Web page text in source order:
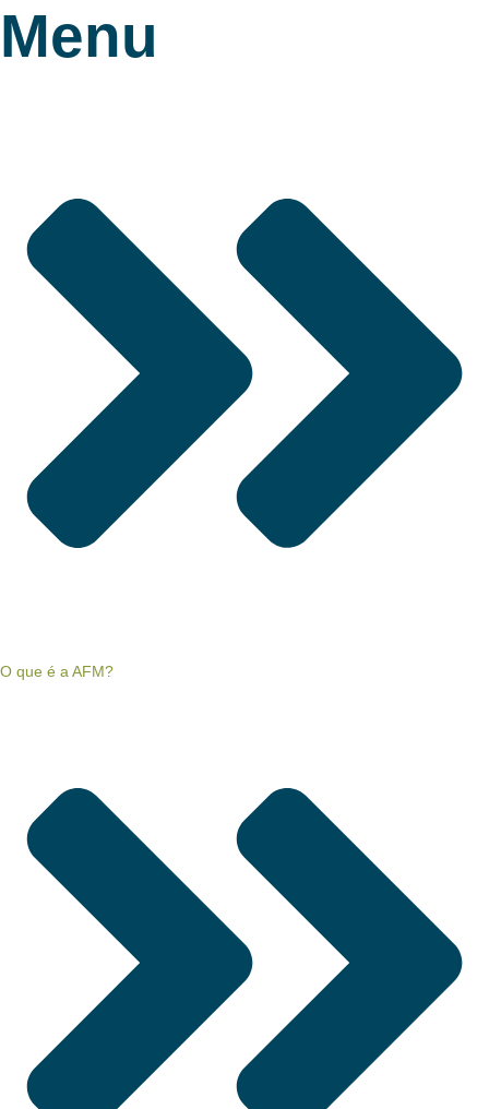
Menu
O que é a AFM?